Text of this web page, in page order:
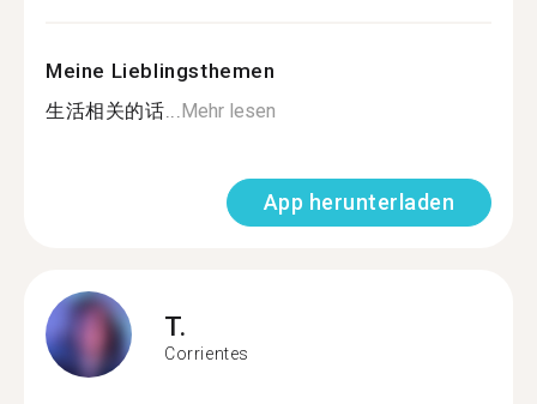
Meine Lieblingsthemen
生活相关的话...Mehr lesen
App herunterladen
T.
Corrientes